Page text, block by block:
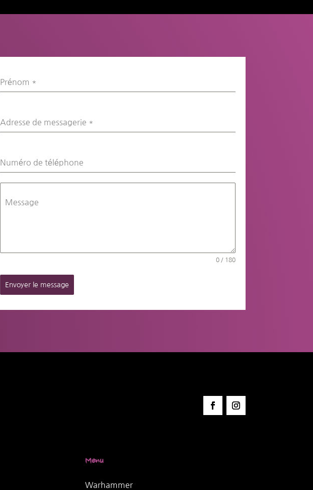
Prénom *
Adresse de messagerie *
Numéro de téléphone
Message
0 / 180
Envoyer le message
Menu
Warhammer